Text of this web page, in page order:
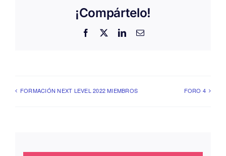
¡Compártelo!
Facebook LinkedInCorreo
FORMACIÓN NEXT LEVEL 2022 MIEMBROS FORO 4